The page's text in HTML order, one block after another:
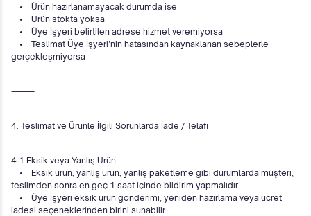
• Ürün hazırlanamayacak durumda ise
• Ürün stokta yoksa
• Üye İşyeri belirtilen adrese hizmet veremiyorsa
• Teslimat Üye İşyeri’nin hatasından kaynaklanan sebeplerle
gerçekleşmiyorsa
⸻
4. Teslimat ve Ürünle İlgili Sorunlarda İade / Telafi
4.1 Eksik veya Yanlış Ürün
• Eksik ürün, yanlış ürün, yanlış paketleme gibi durumlarda müşteri,
teslimden sonra en geç 1 saat içinde bildirim yapmalıdır.
• Üye İşyeri eksik ürün gönderimi, yeniden hazırlama veya ücret
iadesi seçeneklerinden birini sunabilir.